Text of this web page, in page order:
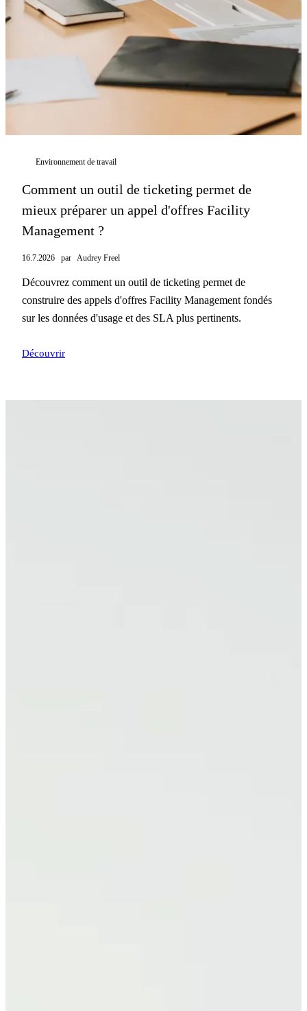
Environnement de travail
Comment un outil de ticketing permet de
mieux préparer un appel d'offres Facility
Management ?
16.7.2026 par Audrey Freel
Découvrez comment un outil de ticketing permet de
construire des appels d'offres Facility Management fondés
sur les données d'usage et des SLA plus pertinents.
Découvrir